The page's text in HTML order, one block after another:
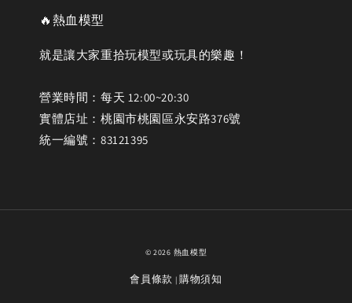
🔥熱血模型
就是讓大家重拾玩模型或玩具的樂趣！
營業時間：每天 12:00~20:30
實體店址：桃園市桃園區永安路376號
統一編號：83121395
© 2026 熱血模型
會員條款 |購物須知